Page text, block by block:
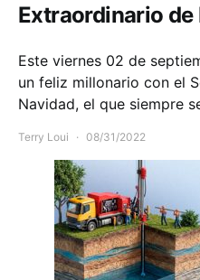
Extraordinario de
Este viernes 02 de
un feliz millonario con el
Navidad, el que siempre
Terry Loui 08/31/2022